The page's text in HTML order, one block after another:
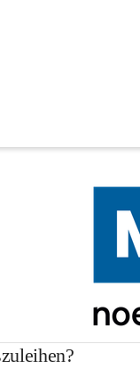
ist eine
tageweise und